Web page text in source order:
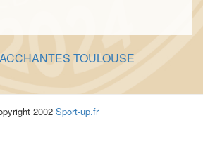
2002 Sport-up.fr